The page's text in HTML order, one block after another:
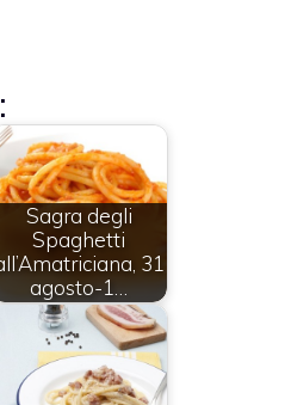
Sagra degli
Spaghetti
31
agosto-1…